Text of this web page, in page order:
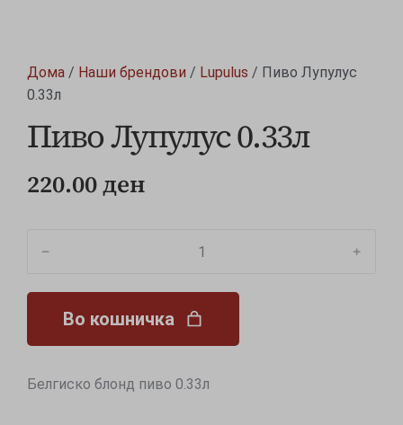
Дома / Наши брендови / Lupulus / Пиво Лупулус
0.33л
Пиво Лупулус 0.33л
220.00ден
﹣ ﹢
Во кошничка
Белгиско блонд пиво 0.33л